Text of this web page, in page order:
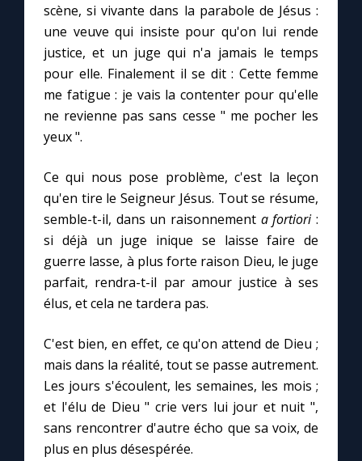
scène, si vivante dans la parabole de Jésus :
une veuve qui insiste pour qu'on lui rende
justice, et un juge qui n'a jamais le temps
pour elle. Finalement il se dit : Cette femme
me fatigue : je vais la contenter pour qu'elle
ne revienne pas sans cesse " me pocher les
yeux ".
Ce qui nous pose problème, c'est la leçon
qu'en tire le Seigneur Jésus. Tout se résume,
semble-t-il, dans un raisonnement a fortiori:
si déjà un juge inique se laisse faire de
guerre lasse, à plus forte raison Dieu, le juge
parfait, rendra-t-il par amour justice à ses
élus, et cela ne tardera pas.
C'est bien, en effet, ce qu'on attend de Dieu ;
mais dans la réalité, tout se passe autrement.
Les jours s'écoulent, les semaines, les mois ;
et l'élu de Dieu " crie vers lui jour et nuit ",
sans rencontrer d'autre écho que sa voix, de
plus en plus désespérée.